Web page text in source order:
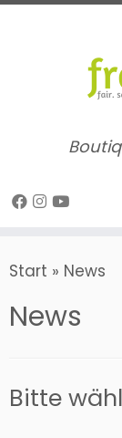
Zum
Start » News
News
Bitte